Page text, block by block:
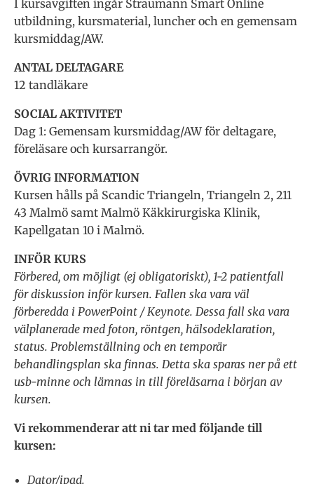
I kursavgiften ingår Straumann Smart Online
utbildning, kursmaterial, luncher och en gemensam
kursmiddag/AW.
ANTAL DELTAGARE
12 tandläkare
SOCIAL AKTIVITET
Dag 1: Gemensam kursmiddag/AW för deltagare,
föreläsare och kursarrangör.
ÖVRIG INFORMATION
Kursen hålls på Scandic Triangeln, Triangeln 2, 211
43 Malmö samt Malmö Käkkirurgiska Klinik,
Kapellgatan 10 i Malmö.
INFÖR KURS
Förbered, om möjligt (ej obligatoriskt), 1-2 patientfall
för diskussion inför kursen. Fallen ska vara väl
förberedda i PowerPoint / Keynote. Dessa fall ska vara
välplanerade med foton, röntgen, hälsodeklaration,
status. Problemställning och en temporär
behandlingsplan ska finnas. Detta ska sparas ner på ett
usb-minne och lämnas in till föreläsarna i början av
kursen.
Vi rekommenderar att ni tar med följande till
kursen:
Dator/ipad.